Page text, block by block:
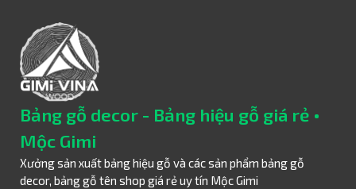
Bảng gỗ decor - Bảng hiệu gỗ giá rẻ •
Mộc Gimi
Xưởng sản xuất bảng hiệu gỗ và các sản phẩm bảng gỗ
decor, bảng gỗ tên shop giá rẻ uy tín Mộc Gimi